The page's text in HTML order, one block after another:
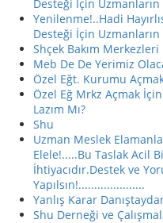
Desteği İçin
Yenilenme!..Hadi
Desteği İçin
Shçek Bakım Merkezleri
Meb De De Yerimiz
Özel Eğt. Kurumu
Özel Eğ Mrkz Açmak
Lazım Mı?
Shu
Uzman Meslek
Elele!.....Bu Taslak Acil
İhtiyacıdır.Destek ve
Yapılsın!.....................
Yanlış Karar
Shu Derneği ve